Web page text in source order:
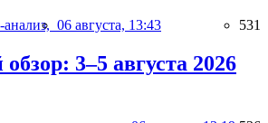
06 августа, 13:43 531
3–5 августа 2026